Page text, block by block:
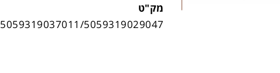
מק"ט
5059319037011/5059319029047